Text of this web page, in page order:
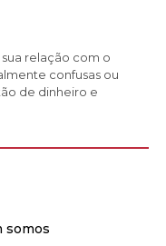
relação com o
confusas ou
de dinheiro e
somos